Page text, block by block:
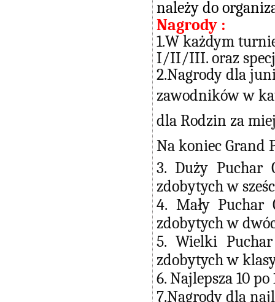
należy do
Nagrody :
1.W każdym
I/II/III. oraz
2.Nagrody dla
zawodników w
dla Rodzin za
Na koniec Grand
3. Duży Puchar
zdobytych w
4. Mały
zdobytych w
5. Wielki
zdobytych w
6. Najlepsza 10
7.Nagrody dla